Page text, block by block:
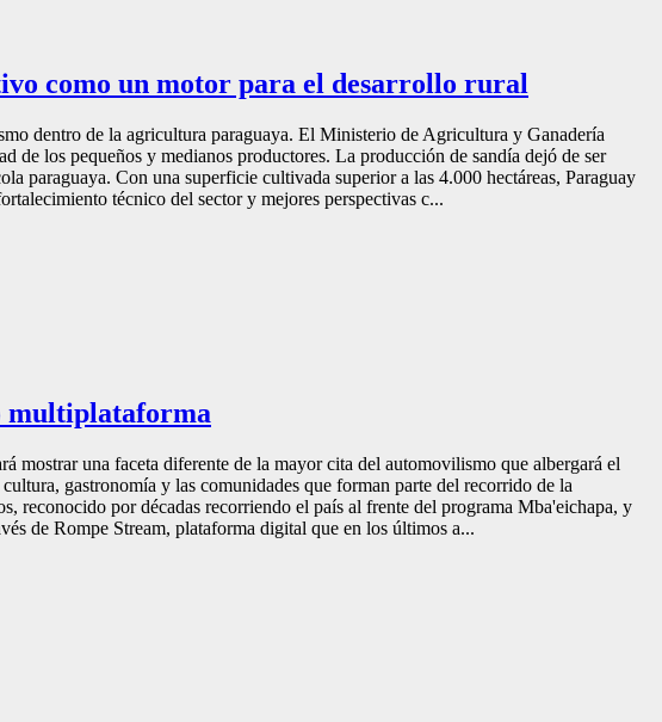
como un motor para el desarrollo rural
dentro de la agricultura paraguaya. El Ministerio de Agricultura y Ganadería
de los pequeños y medianos productores. La producción de sandía dejó de ser
paraguaya. Con una superficie cultivada superior a las 4.000 hectáreas, Paraguay
técnico del sector y mejores perspectivas c...
multiplataforma
mostrar una faceta diferente de la mayor cita del automovilismo que albergará el
gastronomía y las comunidades que forman parte del recorrido de la
reconocido por décadas recorriendo el país al frente del programa Mba'eichapa, y
de Rompe Stream, plataforma digital que en los últimos a...